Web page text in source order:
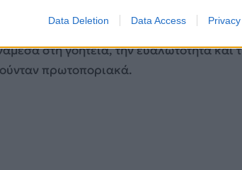
Data Deletion Data Access
να ανοίξει τον δρόμο για μια πιο
παρουσία της στην οθόνη δεν
στη γοητεία, την ευαλωτότητα και
πρωτοποριακά.